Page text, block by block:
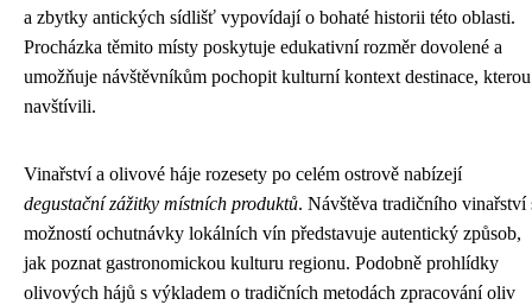
a zbytky antických sídlišť vypovídají o bohaté historii této oblasti.
Procházka těmito místy poskytuje edukativní rozměr dovolené a
umožňuje návštěvníkům pochopit kulturní kontext destinace, kterou
navštívili.
Vinařství a olivové háje rozesety po celém ostrově nabízejí
degustační zážitky místních produktů. Návštěva tradičního vinařství
možností ochutnávky lokálních vín představuje autentický způsob,
jak poznat gastronomickou kulturu regionu. Podobně prohlídky
olivových hájů s výkladem o tradičních metodách zpracování oliv